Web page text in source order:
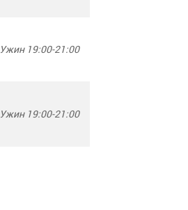
Ужин 19:00-21:00
Ужин 19:00-21:00